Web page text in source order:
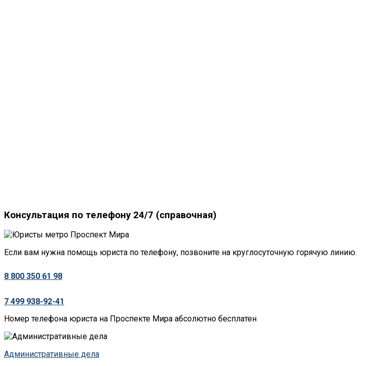
Консультация по телефону 24/7 (справочная)
Если вам нужна помощь юриста по телефону, позвоните на круглосуточную горячую линию.
8 800 350 61 98
7 499 938-92-41
Номер телефона юриста на Проспекте Мира абсолютно бесплатен
Административные дела